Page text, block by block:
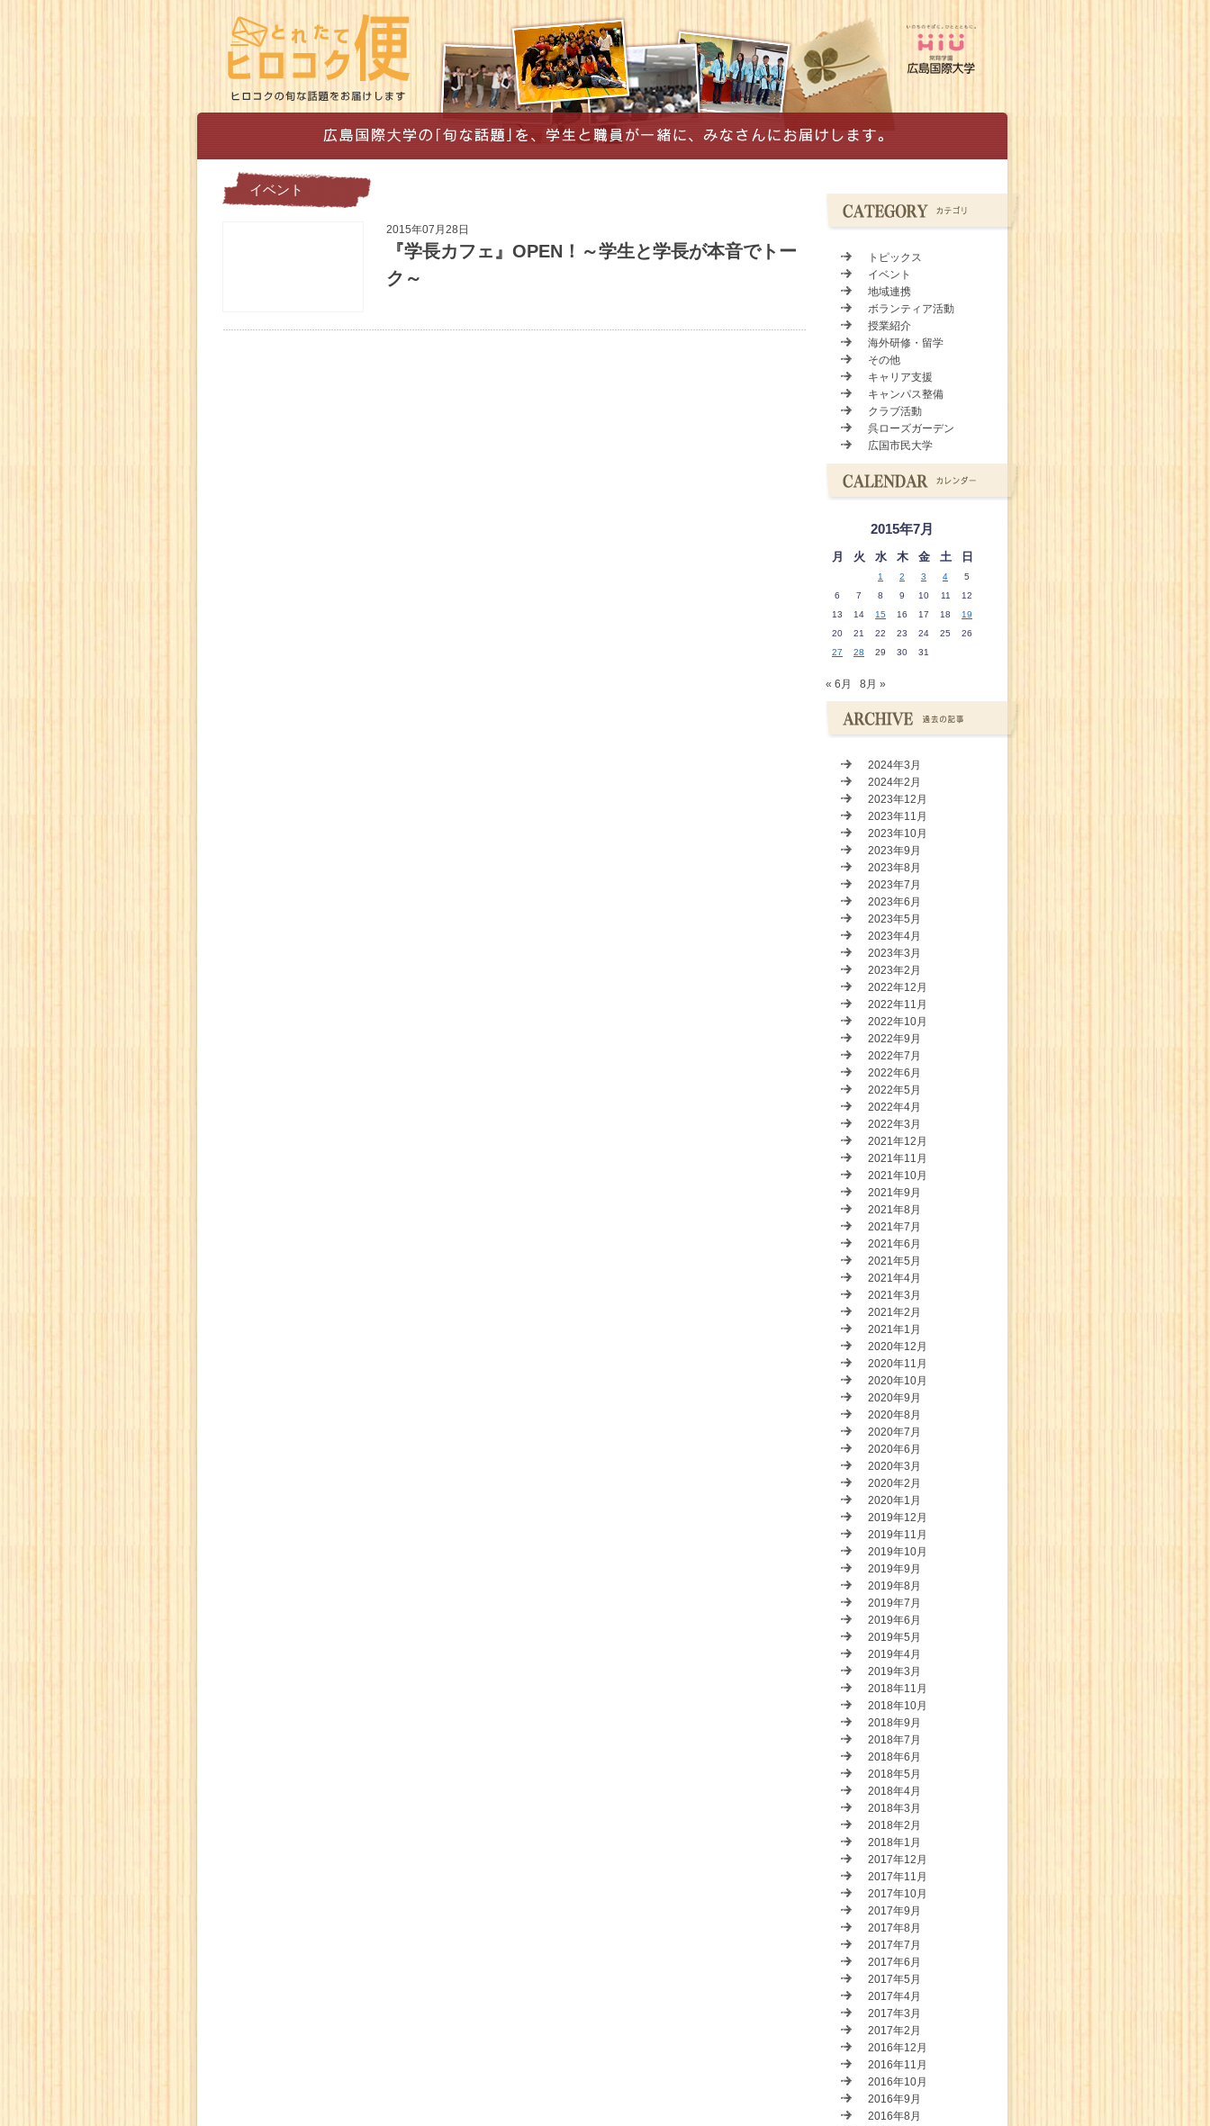
イベント
2015年07月28日
『学長カフェ』OPEN！～学生と学長が本音でトー
ク～
トピックス
イベント
地域連携
ボランティア活動
授業紹介
海外研修・留学
その他
キャリア支援
キャンパス整備
クラブ活動
呉ローズガーデン
広国市民大学
2015年7月
月 火 水 木 金 土 日
1 2 3 4
5
6
7 8 9 10 11
12
13
14 15 16 17 18
19
20
21 22 23 24 25
26
27
28 29 30 31
« 6月 8月 »
2024年3月
2024年2月
2023年12月
2023年11月
2023年10月
2023年9月
2023年8月
2023年7月
2023年6月
2023年5月
2023年4月
2023年3月
2023年2月
2022年12月
2022年11月
2022年10月
2022年9月
2022年7月
2022年6月
2022年5月
2022年4月
2022年3月
2021年12月
2021年11月
2021年10月
2021年9月
2021年8月
2021年7月
2021年6月
2021年5月
2021年4月
2021年3月
2021年2月
2021年1月
2020年12月
2020年11月
2020年10月
2020年9月
2020年8月
2020年7月
2020年6月
2020年3月
2020年2月
2020年1月
2019年12月
2019年11月
2019年10月
2019年9月
2019年8月
2019年7月
2019年6月
2019年5月
2019年4月
2019年3月
2018年11月
2018年10月
2018年9月
2018年7月
2018年6月
2018年5月
2018年4月
2018年3月
2018年2月
2018年1月
2017年12月
2017年11月
2017年10月
2017年9月
2017年8月
2017年7月
2017年6月
2017年5月
2017年4月
2017年3月
2017年2月
2016年12月
2016年11月
2016年10月
2016年9月
2016年8月